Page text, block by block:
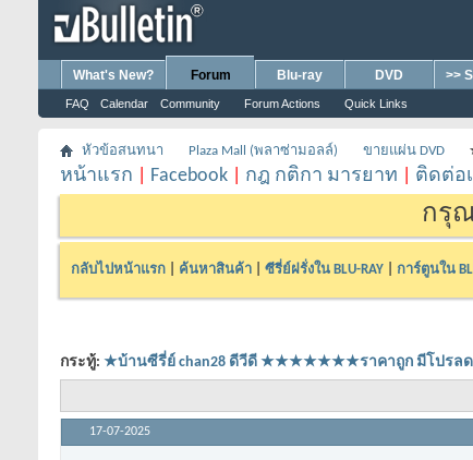
What's New? Forum
FAQ Calendar Community Forum Actions Quick Links
Blu-ray DVD >>
หัวข้อสนทนา Plaza Mall (พลาซ่ามอลล์) ขายแผ่น DVD
หน้าแรก Facebook กฎ กติกา มารยาท ติดต่อ
กรุณ
กลับไปหน้าแรก ค้นหาสินค้า ซีรี่ย์ฝรั่งใน BLU-RAY การ์ตูนใน
กระทู้: ★บ้านซีรี่ย์ chan28 ดีวีดี ★★★★★★★ราคาถูก มีโป
17-07-2025